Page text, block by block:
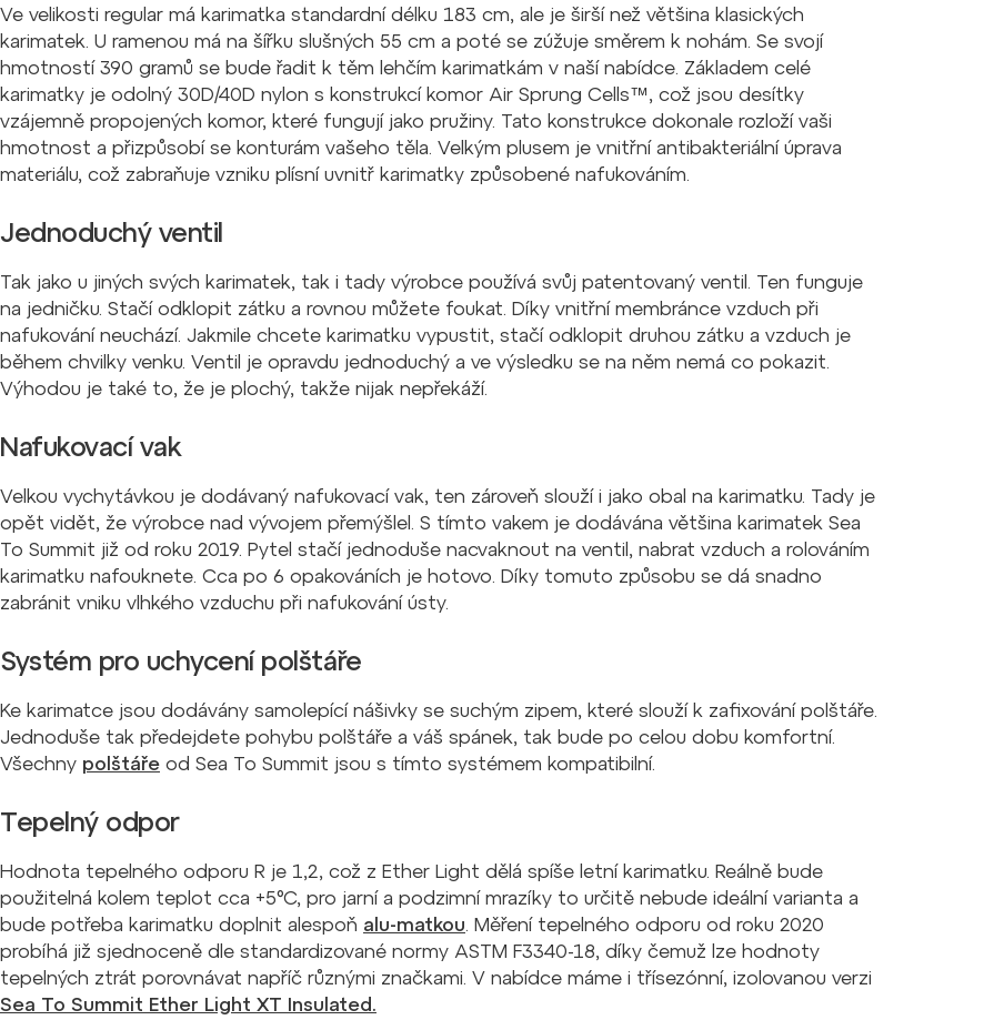
Ve velikosti regular má karimatka standardní délku 183 cm, ale je širší než většina klasických
karimatek. U ramenou má na šířku slušných 55 cm a poté se zúžuje směrem k nohám. Se svojí
hmotností 390 gramů se bude řadit k těm lehčím karimatkám v naší nabídce. Základem celé
karimatky je odolný 30D/40D nylon s konstrukcí komor Air Sprung Cells™, což jsou desítky
vzájemně propojených komor, které fungují jako pružiny. Tato konstrukce dokonale rozloží vaši
hmotnost a přizpůsobí se konturám vašeho těla. Velkým plusem je vnitřní antibakteriální úprava
materiálu, což zabraňuje vzniku plísní uvnitř karimatky způsobené nafukováním.
Jednoduchý ventil
Tak jako u jiných svých karimatek, tak i tady výrobce používá svůj patentovaný ventil. Ten funguje
na jedničku. Stačí odklopit zátku a rovnou můžete foukat. Díky vnitřní membránce vzduch při
nafukování neuchází. Jakmile chcete karimatku vypustit, stačí odklopit druhou zátku a vzduch je
během chvilky venku. Ventil je opravdu jednoduchý a ve výsledku se na něm nemá co pokazit.
Výhodou je také to, že je plochý, takže nijak nepřekáží.
Nafukovací vak
Velkou vychytávkou je dodávaný nafukovací vak, ten zároveň slouží i jako obal na karimatku. Tady je
opět vidět, že výrobce nad vývojem přemýšlel. S tímto vakem je dodávána většina karimatek Sea
To Summit již od roku 2019. Pytel stačí jednoduše nacvaknout na ventil, nabrat vzduch a rolováním
karimatku nafouknete. Cca po 6 opakováních je hotovo. Díky tomuto způsobu se dá snadno
zabránit vniku vlhkého vzduchu při nafukování ústy.
Systém pro uchycení polštáře
Ke karimatce jsou dodávány samolepící nášivky se suchým zipem, které slouží k zafixování polštáře.
Jednoduše tak předejdete pohybu polštáře a váš spánek, tak bude po celou dobu komfortní.
Všechny polštáře od Sea To Summit jsou s tímto systémem kompatibilní.
Tepelný odpor
Hodnota tepelného odporu R je 1,2, což z Ether Light dělá spíše letní karimatku. Reálně bude
použitelná kolem teplot cca +5°C, pro jarní a podzimní mrazíky to určitě nebude ideální varianta a
bude potřeba karimatku doplnit alespoň alu-matkou . Měření tepelného odporu od roku 2020
probíhá již sjednoceně dle standardizované normy ASTM F3340-18, díky čemuž lze hodnoty
tepelných ztrát porovnávat napříč různými značkami. V nabídce máme i třísezónní, izolovanou verzi
Sea To Summit Ether Light XT Insulated.